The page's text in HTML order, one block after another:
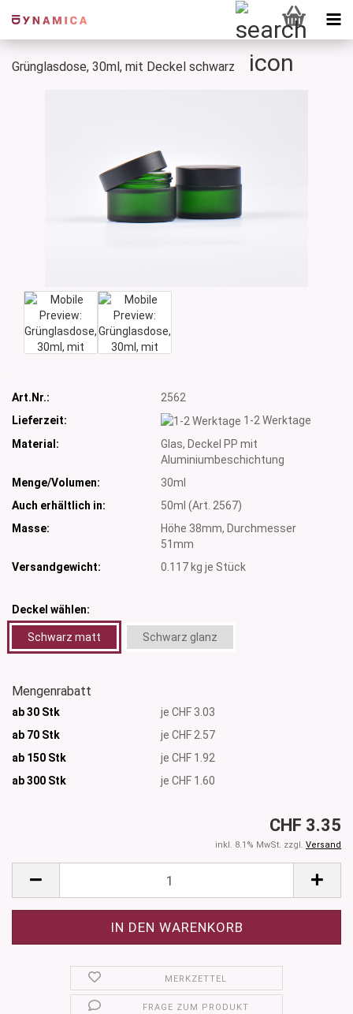
Grünglasdose, 30ml, mit Deckel schwarz
Art.Nr.:
2562
Lieferzeit:
1-2 Werktage
Material:
Glas, Deckel PP mit
Aluminiumbeschichtung
Menge/Volumen:
30ml
Auch erhältlich in:
50ml (Art. 2567)
Masse:
Höhe 38mm, Durchmesser
51mm
Versandgewicht:
0.117 kg je Stück
Deckel wählen:
Schwarz matt Schwarz glanz
Mengenrabatt
ab 30 Stk
je CHF 3.03
ab 70 Stk
je CHF 2.57
ab 150 Stk
je CHF 1.92
ab 300 Stk je CHF 1.60
CHF 3.35
inkl. 8.1% MwSt. zzgl. Versand
MERKZETTEL
FRAGE ZUM PRODUKT